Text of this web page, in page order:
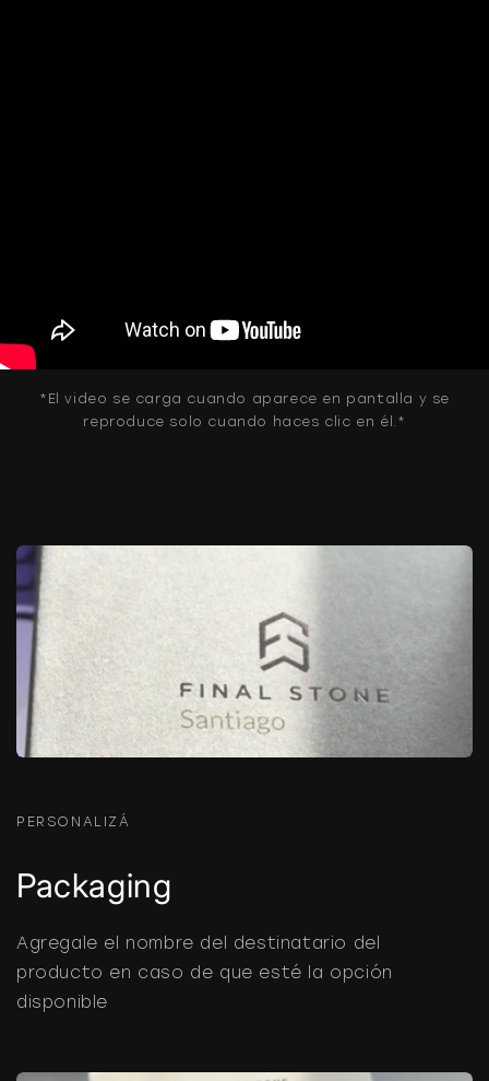
*El video se carga cuando aparece en pantalla y se
reproduce solo cuando haces clic en él.*
PERSONALIZÁ
Packaging
Agregale el nombre del destinatario del
producto en caso de que esté la opción
disponible